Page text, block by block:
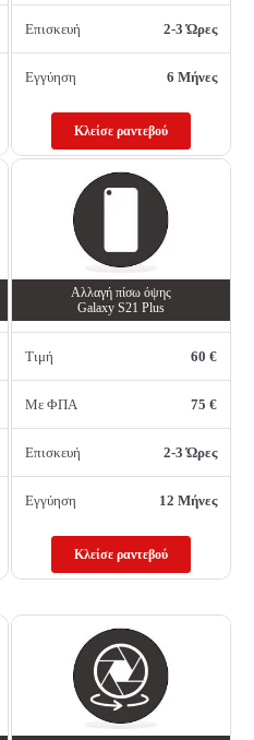
Επισκευή 2-3 Ώρες
Εγγύηση 6 Μήνες
Κλείσε ραντεβού
Αλλαγή πίσω όψης
Galaxy S21 Plus
Τιμή 60 €
Με ΦΠΑ 75 €
Επισκευή 2-3 Ώρες
Εγγύηση 12 Μήνες
Κλείσε ραντεβού